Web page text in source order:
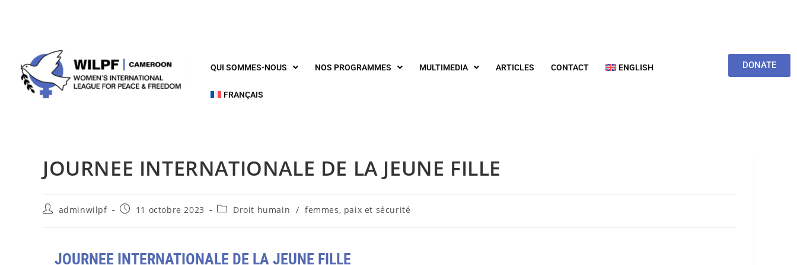
QUI SOMMES-NOUS NOS PROGRAMMES MULTIMEDIA ARTICLES CONTACT ENGLISH
FRANÇAIS
DONATE
JOURNEE INTERNATIONALE DE LA JEUNE FILLE
adminwilpf 11 octobre 2023 Droit humain / femmes, paix et sécurité
JOURNEE INTERNATIONALE DE LA JEUNE FILLE